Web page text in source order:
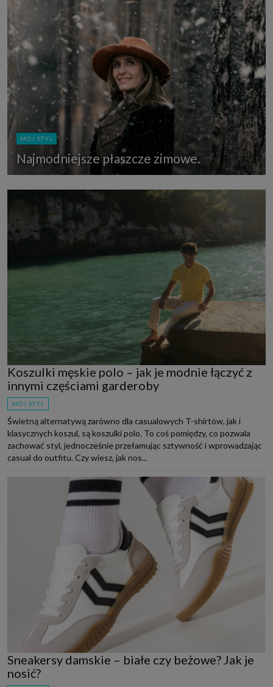
MÓJ STYL
Najmodniejsze płaszcze zimowe.
Koszulki męskie polo – jak je modnie łączyć z
innymi częściami garderoby
MÓJ STYL
Świetną alternatywą zarówno dla casualowych T-shirtów, jak i
klasycznych koszul, są koszulki polo. To coś pomiędzy, co pozwala
zachować styl, jednocześnie przełamując sztywność i wprowadzając
casual do outfitu. Czy wiesz, jak nos...
Sneakersy damskie – białe czy beżowe? Jak je
nosić?